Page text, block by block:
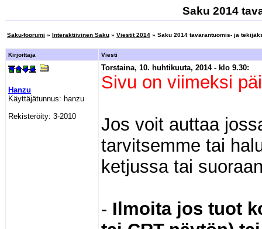
Saku 2014
Saku-foorumi » Interaktiivinen Saku » Viestit 2014 » Saku 2014 tavarantuomis- ja
Kirjoittaja Viesti
Hanzu
Käyttäjätunnus: hanzu
Rekisteröity: 3-2010
Torstaina, 10. huhtikuuta, 2014 - klo 9.30:
Sivu on viimeksi
Jos voit auttaa
tarvitsemme tai
ketjussa tai
- Ilmoita jos tuot